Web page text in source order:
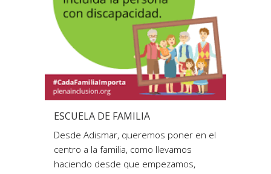
ESCUELA DE FAMILIA
Desde Adismar, queremos poner en el
centro a la familia, como llevamos
haciendo desde que empezamos,